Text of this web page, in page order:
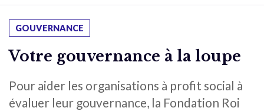
GOUVERNANCE
Votre gouvernance à la loupe
Pour aider les organisations à profit social à
évaluer leur gouvernance, la Fondation Roi